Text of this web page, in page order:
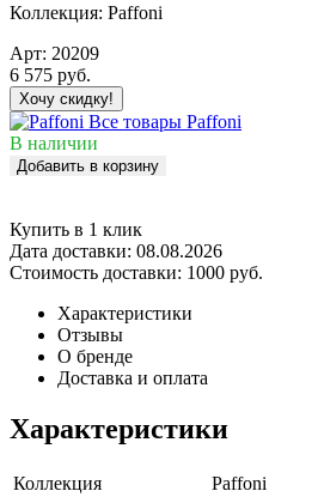
Коллекция: Paffoni
Арт: 20209
6 575 руб.
Хочу скидку!
Все товары Paffoni
В наличии
Добавить в корзину
Купить в 1 клик
Дата доставки: 08.08.2026
Стоимость доставки: 1000 руб.
Характеристики
Отзывы
О бренде
Доставка и оплата
Характеристики
Коллекция
Paffoni